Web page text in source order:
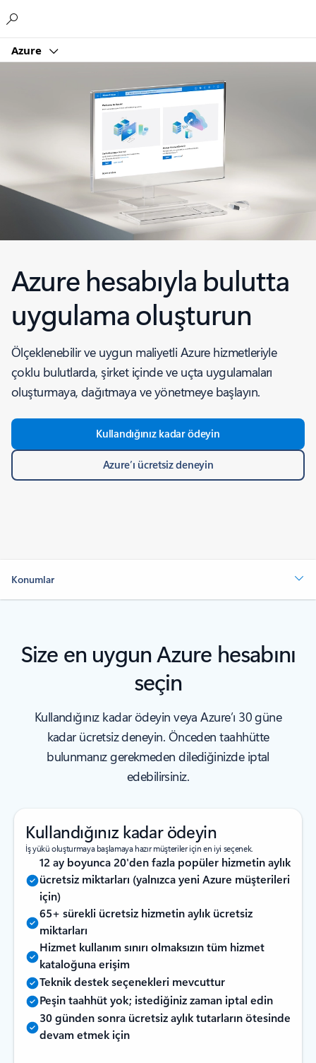
Azure
Azure hesabıyla bulutta
uygulama oluşturun
Ölçeklenebilir ve uygun maliyetli Azure hizmetleriyle
çoklu bulutlarda, şirket içinde ve uçta uygulamaları
oluşturmaya, dağıtmaya ve yönetmeye başlayın.
Kullandığınız kadar ödeyin
Azure’ı ücretsiz deneyin
Konumlar
Size en uygun Azure hesabını
seçin
Kullandığınız kadar ödeyin veya Azure’ı 30 güne
kadar ücretsiz deneyin. Önceden taahhütte
bulunmanız gerekmeden dilediğinizde iptal
edebilirsiniz.
Kullandığınız kadar ödeyin
İş yükü oluşturmaya başlamaya hazır müşteriler için en iyi seçenek.
12 ay boyunca 20'den fazla popüler hizmetin aylık
ücretsiz miktarları (yalnızca yeni Azure müşterileri
için)
65+ sürekli ücretsiz hizmetin aylık ücretsiz
miktarları
Hizmet kullanım sınırı olmaksızın tüm hizmet
kataloğuna erişim
Teknik destek seçenekleri mevcuttur
Peşin taahhüt yok; istediğiniz zaman iptal edin
30 günden sonra ücretsiz aylık tutarların ötesinde
devam etmek için